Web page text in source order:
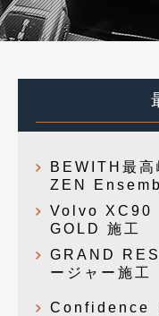
BEWITH最
ZEN
Volvo
GOLD 施工
GRAND
ージャー施工
Confidence